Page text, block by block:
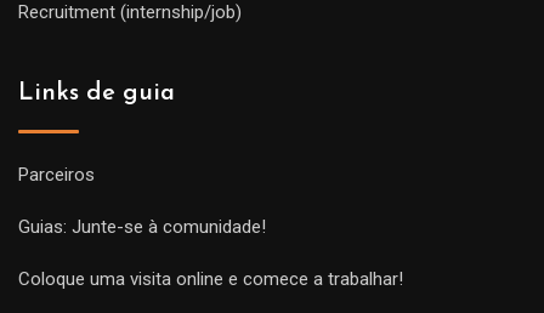
Recruitment (internship/job)
Links de guia
Parceiros
Guias: Junte-se à comunidade!
Coloque uma visita online e comece a trabalhar!